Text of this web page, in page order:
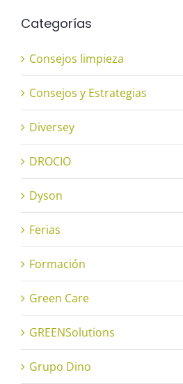
Categorías
Consejos limpieza
Consejos y Estrategias
Diversey
DROCIO
Dyson
Ferias
Formación
Green Care
GREENSolutions
Grupo Dino